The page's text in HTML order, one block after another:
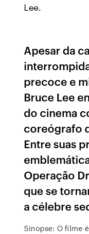
Lee.
Apesar da
precoce e
Bruce Lee
do cinema
coreógrafo
Entre suas
Operação
que se
a célebre
Sinopse: O filme